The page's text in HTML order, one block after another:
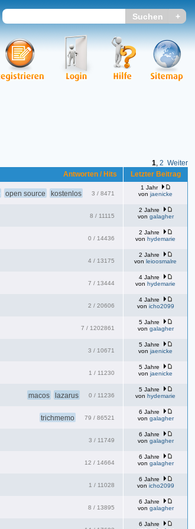
1, 2 Weiter
Antworten / Hits Letzter Beitrag
3 / 8471
open source kostenlos
1 Jahr
von jaenicke
8 / 11115
2 Jahre
von galagher
0 / 14436
2 Jahre
von hydemarie
4 / 13175
2 Jahre
von leioosmalre
7 / 13444
4 Jahre
von hydemarie
2 / 20606
4 Jahre
von icho2099
7 / 1202861
5 Jahre
von galagher
3 / 10671
5 Jahre
von jaenicke
1 / 11230
5 Jahre
von jaenicke
0 / 11236
macos lazarus
5 Jahre
von hydemarie
79 / 86521
trichmemo
6 Jahre
von galagher
3 / 11749
6 Jahre
von galagher
12 / 14664
6 Jahre
von galagher
1 / 11028
6 Jahre
von icho2099
8 / 13895
6 Jahre
von galagher
6 Jahre